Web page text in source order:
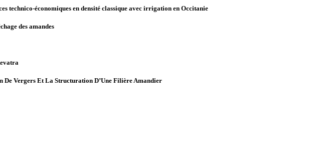
technico-économiques en densité classique avec irrigation en Occitanie
des amandes
De Vergers Et La Structuration D’Une Filière Amandier